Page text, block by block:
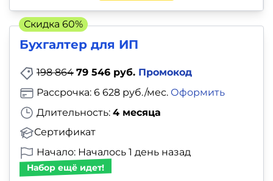
Бухгалтер для ИП
198 864 79 546 руб. Промокод
Длительность: 4 месяца
Сертификат
Рассрочка: 6 628 руб./мес. Оформить
Начало: Началось 1 день назад
Набор ещё идет!
Скидка 60%